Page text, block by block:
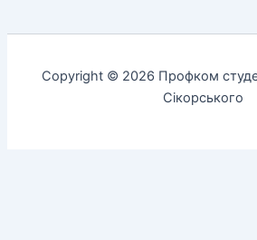
Copyright © 2026 Профком
Сікорського